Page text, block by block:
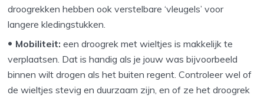
droogrekken hebben ook verstelbare ‘vleugels’ voor
langere kledingstukken.
Mobiliteit: een droogrek met wieltjes is makkelijk te
verplaatsen. Dat is handig als je jouw was bijvoorbeeld
binnen wilt drogen als het buiten regent. Controleer wel of
de wieltjes stevig en duurzaam zijn, en of ze het droogrek